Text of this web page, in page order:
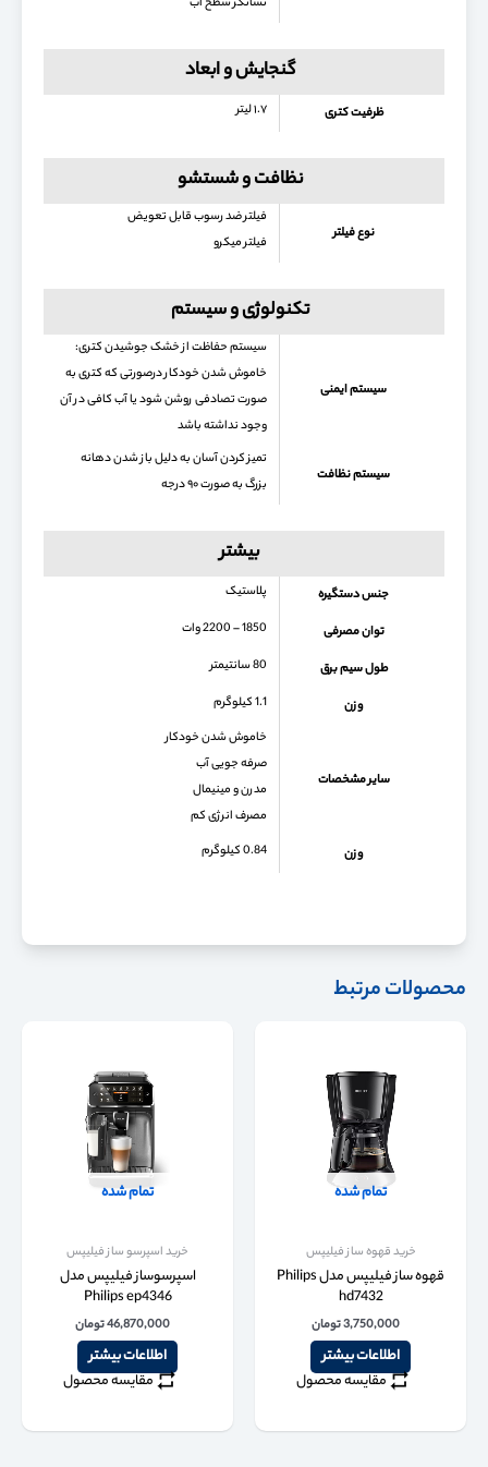
گنجایش و ابعاد
ظرفیت کتری ۱.۷ لیتر
نظافت و شستشو
نوع فیلتر
فیلتر ضد رسوب قابل تعویض
فیلتر میکرو
تکنولوژی و سیستم
سیستم ایمنی
سیستم حفاظت از خشک جوشیدن کتری:
خاموش شدن خودکار درصورتی که کتری به
صورت تصادفی روشن شود یا آب کافی در آن
وجود نداشته باشد
سیستم نظافت
تمیز کردن آسان به دلیل باز شدن دهانه
بزرگ به صورت ۹۰ درجه
بیشتر
جنس دستگیره پلاستیک
توان مصرفی 1850 – 2200 وات
طول سیم برق 80 سانتیمتر
وزن 1.1 کیلوگرم
سایر مشخصات
خاموش شدن خودکار
صرفه جویی آب
مدرن و مینیمال
مصرف انرژی کم
وزن
0.84 کیلوگرم
محصولات مرتبط
تمام شده
خرید قهوه ساز فیلیپس
قهوه ساز فیلیپس مدل Philips
hd7432
3,750,000تومان
اطلاعات بیشتر
مقایسه محصول
تمام شده
خرید اسپرسو ساز فیلیپس
اسپرسوساز فیلیپس مدل
Philips ep4346
46,870,000تومان
اطلاعات بیشتر
مقایسه محصول